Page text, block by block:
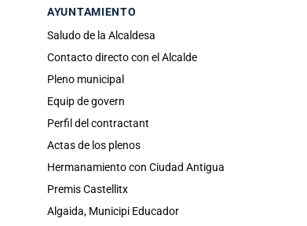
AYUNTAMIENTO
Saludo de la Alcaldesa
Contacto directo con el Alcalde
Pleno municipal
Equip de govern
Perfil del contractant
Actas de los plenos
Hermanamiento con Ciudad Antigua
Premis Castellitx
Algaida, Municipi Educador